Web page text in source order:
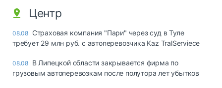
Центр
08.08 Страховая компания "Пари" через суд в Туле
требует 29 млн руб. с автоперевозчика Kaz TralServiece
08.08 В Липецкой области закрывается фирма по
грузовым автоперевозкам после полутора лет убытков